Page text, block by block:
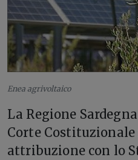
Enea agrivoltaico
La Regione
Corte
attribuzione con lo